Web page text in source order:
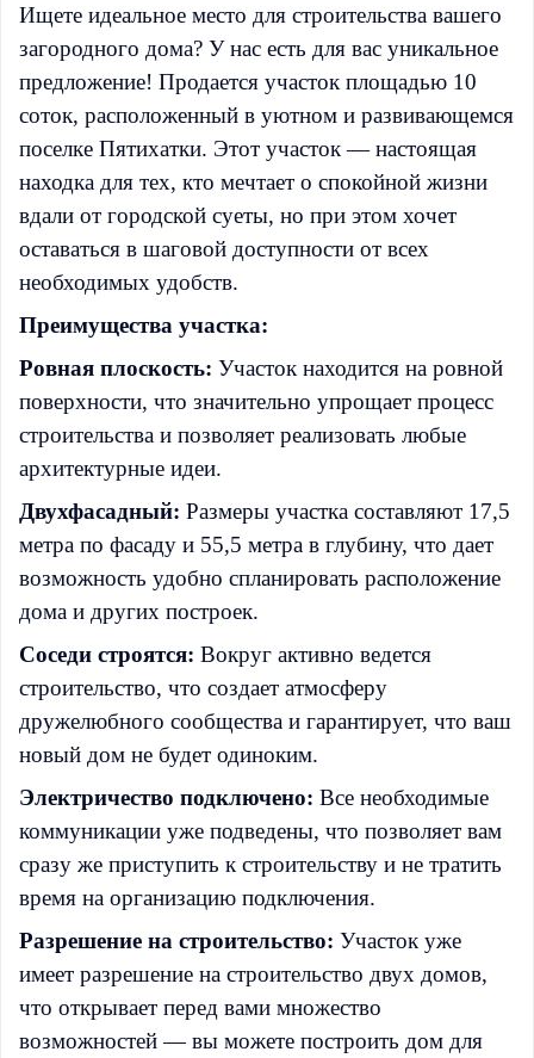
Ищете идеальное место для строительства вашего
загородного дома? У нас есть для вас уникальное
предложение! Продается участок площадью 10
соток, расположенный в уютном и развивающемся
поселке Пятихатки. Этот участок — настоящая
находка для тех, кто мечтает о спокойной жизни
вдали от городской суеты, но при этом хочет
оставаться в шаговой доступности от всех
необходимых удобств.
Преимущества участка:
Ровная плоскость: Участок находится на ровной
поверхности, что значительно упрощает процесс
строительства и позволяет реализовать любые
архитектурные идеи.
Двухфасадный: Размеры участка составляют 17,5
метра по фасаду и 55,5 метра в глубину, что дает
возможность удобно спланировать расположение
дома и других построек.
Соседи строятся: Вокруг активно ведется
строительство, что создает атмосферу
дружелюбного сообщества и гарантирует, что ваш
новый дом не будет одиноким.
Электричество подключено: Все необходимые
коммуникации уже подведены, что позволяет вам
сразу же приступить к строительству и не тратить
время на организацию подключения.
Разрешение на строительство: Участок уже
имеет разрешение на строительство двух домов,
что открывает перед вами множество
возможностей — вы можете построить дом для